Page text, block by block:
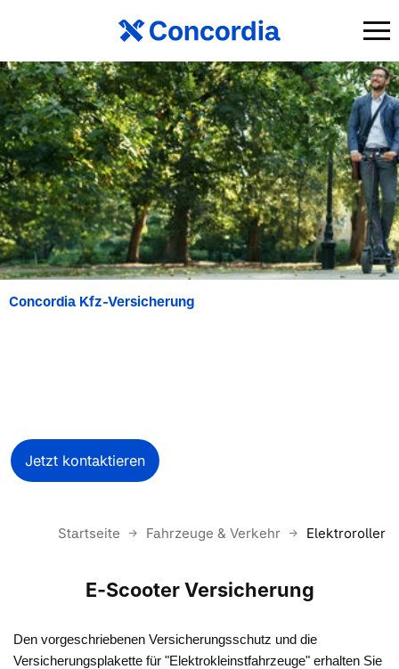
Concordia Kfz-Versicherung
Jetzt kontaktieren
Startseite Fahrzeuge & Verkehr Elektroroller
E-Scooter Versicherung
Den vorgeschriebenen Versicherungsschutz und die
Versicherungsplakette für "Elektrokleinstfahrzeuge" erhalten Sie